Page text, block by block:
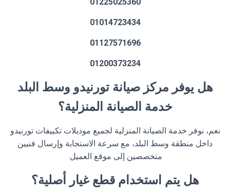
01014723434
01127571696
01200373234
هل يوفر مركز صيانة تورنيدو وسط البلد
خدمة الصيانة المنزلية؟
نعم، نوفر خدمة الصيانة المنزلية لجميع موديلات تكييفات تورنيدو
داخل منطقة وسط البلد، مع سرعة الاستجابة وإرسال فنيين
متخصصين إلى موقع العميل.
هل يتم استخدام قطع غيار أصلية؟